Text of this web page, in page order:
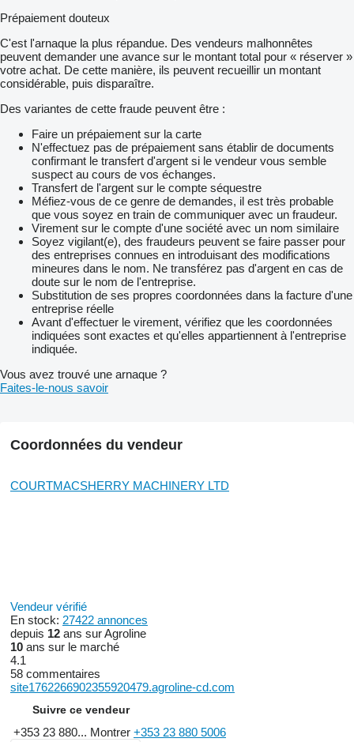
Prépaiement douteux
C'est l'arnaque la plus répandue. Des vendeurs malhonnêtes
peuvent demander une avance sur le montant total pour « réserver »
votre achat. De cette manière, ils peuvent recueillir un montant
considérable, puis disparaître.
Des variantes de cette fraude peuvent être :
Faire un prépaiement sur la carte
N'effectuez pas de prépaiement sans établir de documents
confirmant le transfert d'argent si le vendeur vous semble
suspect au cours de vos échanges.
Transfert de l'argent sur le compte séquestre
Méfiez-vous de ce genre de demandes, il est très probable
que vous soyez en train de communiquer avec un fraudeur.
Virement sur le compte d'une société avec un nom similaire
Soyez vigilant(e), des fraudeurs peuvent se faire passer pour
des entreprises connues en introduisant des modifications
mineures dans le nom. Ne transférez pas d'argent en cas de
doute sur le nom de l'entreprise.
Substitution de ses propres coordonnées dans la facture d'une
entreprise réelle
Avant d'effectuer le virement, vérifiez que les coordonnées
indiquées sont exactes et qu'elles appartiennent à l'entreprise
indiquée.
Vous avez trouvé une arnaque ?
Faites-le-nous savoir
Coordonnées du vendeur
COURTMACSHERRY MACHINERY LTD
Vendeur vérifié
En stock: 27422 annonces
depuis 12 ans sur Agroline
10 ans sur le marché
4.1
58 commentaires
site1762266902355920479.agroline-cd.com
Suivre ce vendeur
+353 23 880... Montrer +353 23 880 5006